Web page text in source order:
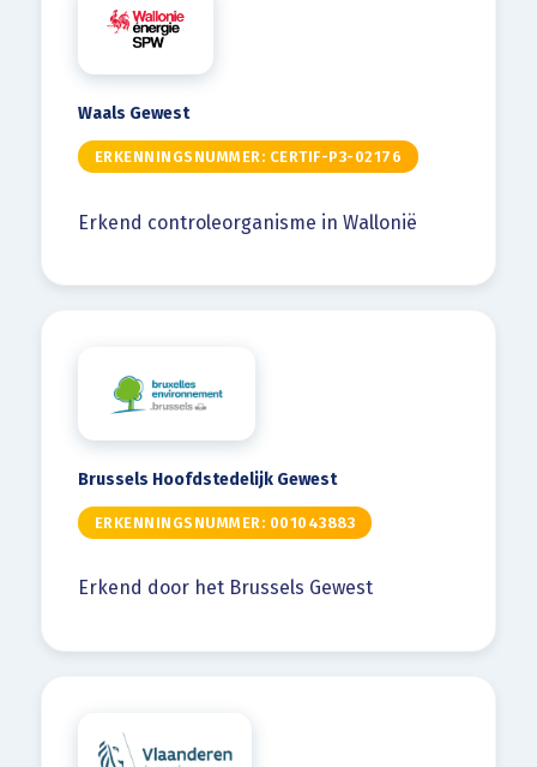
Waals Gewest
ERKENNINGSNUMMER: CERTIF-P3-02176
Erkend controleorganisme in Wallonië
Brussels Hoofdstedelijk Gewest
ERKENNINGSNUMMER: 001043883
Erkend door het Brussels Gewest